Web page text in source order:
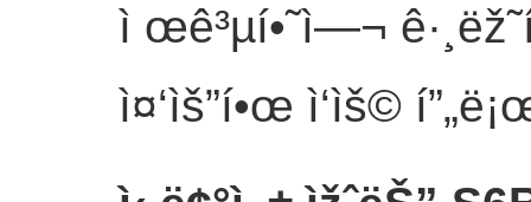
ì œê³µí•˜ì—¬
ì¤‘ìš”í•œ ì‘ìš©